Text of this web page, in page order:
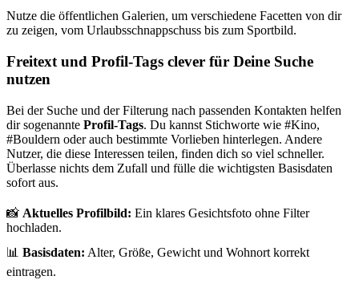
Nutze die öffentlichen Galerien, um verschiedene Facetten von dir
zu zeigen, vom Urlaubsschnappschuss bis zum Sportbild.
Freitext und Profil-Tags clever für Deine Suche
nutzen
Bei der Suche und der Filterung nach passenden Kontakten helfen
dir sogenannte Profil-Tags. Du kannst Stichworte wie #Kino,
#Bouldern oder auch bestimmte Vorlieben hinterlegen. Andere
Nutzer, die diese Interessen teilen, finden dich so viel schneller.
Überlasse nichts dem Zufall und fülle die wichtigsten Basisdaten
sofort aus.
📸 Aktuelles Profilbild: Ein klares Gesichtsfoto ohne Filter
hochladen.
📊 Basisdaten: Alter, Größe, Gewicht und Wohnort korrekt
eintragen.